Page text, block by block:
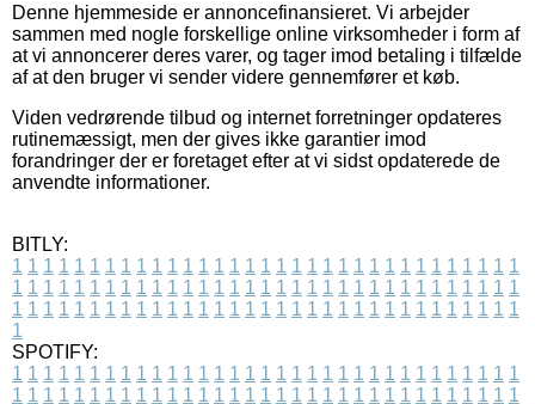
Denne hjemmeside er annoncefinansieret. Vi arbejder
sammen med nogle forskellige online virksomheder i form af
at vi annoncerer deres varer, og tager imod betaling i tilfælde
af at den bruger vi sender videre gennemfører et køb.
Viden vedrørende tilbud og internet forretninger opdateres
rutinemæssigt, men der gives ikke garantier imod
forandringer der er foretaget efter at vi sidst opdaterede de
anvendte informationer.
BITLY:
1 1 1 1 1 1 1 1 1 1 1 1 1 1 1 1 1 1 1 1 1 1 1 1 1 1 1 1 1 1 1 1 1
1 1 1 1 1 1 1 1 1 1 1 1 1 1 1 1 1 1 1 1 1 1 1 1 1 1 1 1 1 1 1 1 1
1 1 1 1 1 1 1 1 1 1 1 1 1 1 1 1 1 1 1 1 1 1 1 1 1 1 1 1 1 1 1 1 1
1
SPOTIFY:
1 1 1 1 1 1 1 1 1 1 1 1 1 1 1 1 1 1 1 1 1 1 1 1 1 1 1 1 1 1 1 1 1
1 1 1 1 1 1 1 1 1 1 1 1 1 1 1 1 1 1 1 1 1 1 1 1 1 1 1 1 1 1 1 1 1